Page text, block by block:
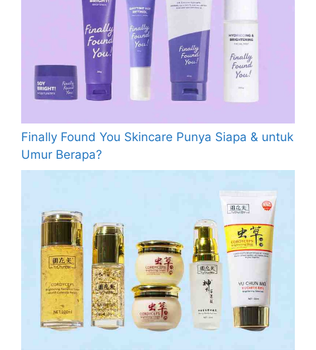
Finally Found You Skincare Punya Siapa & untuk
Umur Berapa?